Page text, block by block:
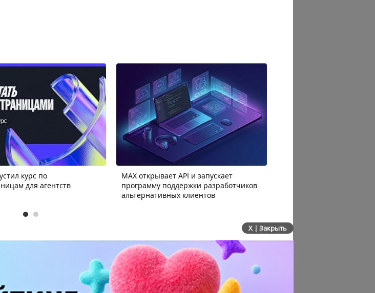
курс по
для агентств
MAX открывает API и запускает
программу поддержки разработчиков
альтернативных клиентов
X | Закрыть